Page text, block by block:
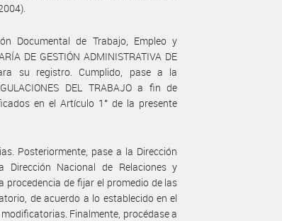
Documental de Trabajo, Empleo y
DE GESTIÓN ADMINISTRATIVA DE
su registro. Cumplido, pase a la
DEL TRABAJO a fin de
en el Artículo 1° de la presente
Posteriormente, pase a la Dirección
Dirección Nacional de Relaciones y
procedencia de fijar el promedio de las
de acuerdo a lo establecido en el
Finalmente, procédase a